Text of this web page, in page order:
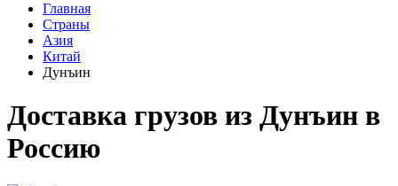
Главная
Страны
Азия
Китай
Дунъин
Доставка грузов из Дунъин в
Россию